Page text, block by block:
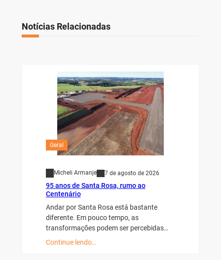
Notícias Relacionadas
Geral
Micheli Armanje 7 de agosto de 2026
95 anos de Santa Rosa, rumo ao
Centenário
Andar por Santa Rosa está bastante
diferente. Em pouco tempo, as
transformações podem ser percebidas…
Continue lendo…